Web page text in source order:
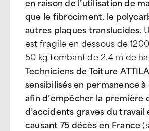
que le fibrociment, le
autres plaques translucides.
est fragile en dessous de
50 kg tombant de 2.4 m de
Techniciens de Toiture
sensibilisés en permanence
afin d’empêcher la première
d’accidents graves du travail
causant 75 décès en France